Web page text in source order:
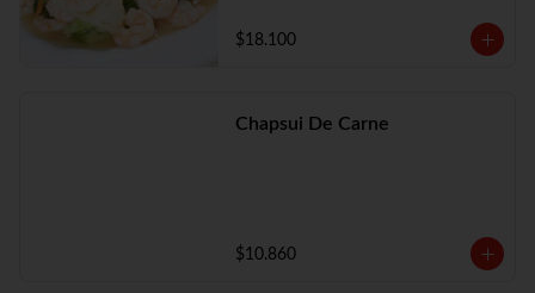
$18.100
Chapsui De Carne
$10.860